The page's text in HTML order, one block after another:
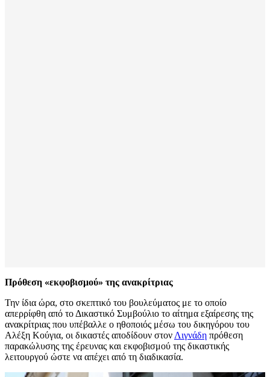
Πρόθεση «εκφοβισμού» της ανακρίτριας
Την ίδια ώρα, στο σκεπτικό του βουλεύματος με το οποίο
απερρίφθη από το Δικαστικό Συμβούλιο το αίτημα εξαίρεσης της
ανακρίτριας που υπέβαλλε ο ηθοποιός μέσω του δικηγόρου του
Αλέξη Κούγια, οι δικαστές αποδίδουν στον Λιγνάδη πρόθεση
παρακώλυσης της έρευνας και εκφοβισμού της δικαστικής
λειτουργού ώστε να απέχει από τη διαδικασία.